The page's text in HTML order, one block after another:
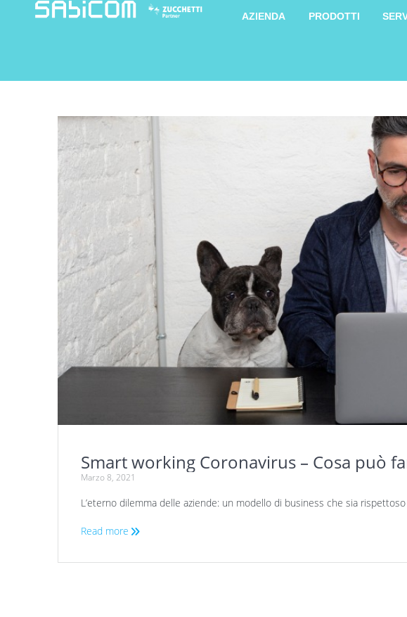
AZIENDA PRODOTTI
Smart working Coronavirus – Cosa può
Marzo 8, 2021
L’eterno dilemma delle aziende: un modello di business che sia
Read more